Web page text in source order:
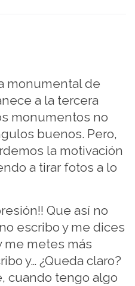
monumental de
a la tercera
monumentos no
buenos. Pero,
la motivación
a tirar fotos a lo
Que así no
escribo y me dices
me metes más
y… ¿Queda claro?
cuando tengo algo